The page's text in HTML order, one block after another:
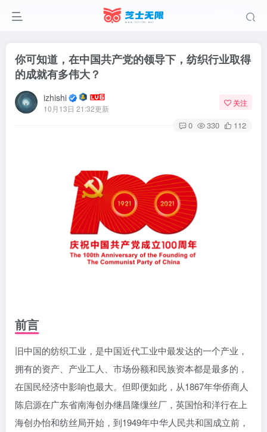
你可知道，在中国共产党的领导下，纺织行业取得
的成就有多伟大？
izhishi
10月13日 21:32更新
关注
0 330 112
前言
旧中国的纺织工业，是中国近代工业中最发达的一个产业，
拥有的资产、产业工人、市场份额和民族资本都是最多的，
在国民经济中影响也最大。但即便如此，从1867年华侨商人
陈启源在广东省南海创办继昌隆缫丝厂，英国怡和洋行在上
海创办怡和纺丝局开始，到1949年中华人民共和国成立前，